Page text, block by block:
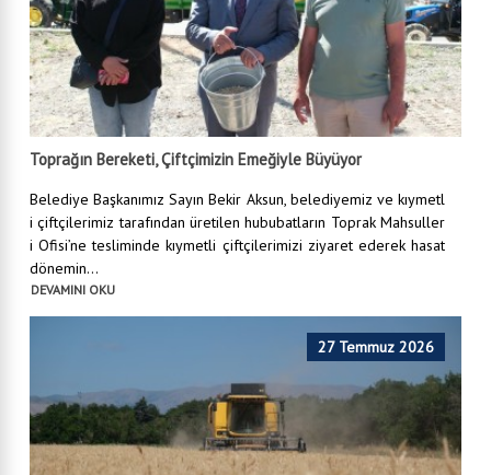
Toprağın Bereketi, Çiftçimizin Emeğiyle Büyüyor
Belediye Başkanımız Sayın Bekir Aksun, belediyemiz ve kıymetl
i çiftçilerimiz tarafından üretilen hububatların Toprak Mahsuller
i Ofisi’ne tesliminde kıymetli çiftçilerimizi ziyaret ederek hasat
dönemin...
DEVAMINI OKU
27 Temmuz 2026